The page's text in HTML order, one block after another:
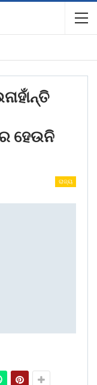
ହେଉନି
ରାଜ୍ୟ